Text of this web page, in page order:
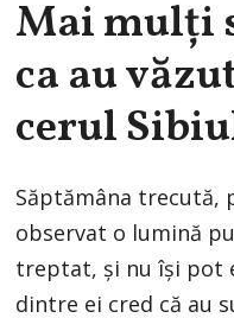
Mai mulți
ca au
cerul
Săptămâna trecută,
observat o lumină
treptat, și nu își pot
dintre ei cred că au